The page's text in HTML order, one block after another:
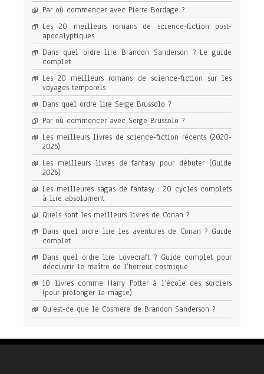
Par où commencer avec Pierre Bordage ?
Les 20 meilleurs romans de science-fiction post-
apocalyptiques
Dans quel ordre lire Brandon Sanderson ? Le guide
complet
Les 20 meilleurs romans de science-fiction sur les
voyages temporels
Dans quel ordre lire Serge Brussolo ?
Par où commencer avec Serge Brussolo ?
Les meilleurs livres de science-fiction récents (2020-
2025)
Les meilleurs livres de fantasy pour débuter (Guide
2026)
Les meilleures sagas de fantasy : 20 cycles complets
à lire absolument
Quels sont les meilleurs livres de Conan ?
Dans quel ordre lire les aventures de Conan ? Guide
complet
Dans quel ordre lire Lovecraft ? Guide complet pour
découvrir le maître de l’horreur cosmique
10 livres comme Harry Potter à l’école des sorciers
(pour prolonger la magie)
Qu’est-ce que le Cosmere de Brandon Sanderson ?